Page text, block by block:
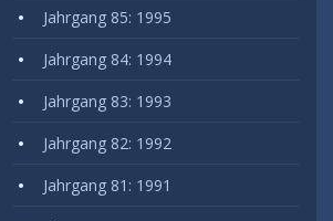
Jahrgang 85: 1995
Jahrgang 84: 1994
Jahrgang 83: 1993
Jahrgang 82: 1992
Jahrgang 81: 1991